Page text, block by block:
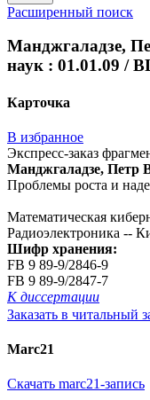
Расширенный поиск
Манджгаладзе,
наук : 01.01.09 /
Карточка
В избранное
Экспресс-заказ
Манджгаладзе, Петр
Проблемы роста и
Математическая
Радиоэлектроника --
Шифр хранения:
FB 9 89-9/2846-9
FB 9 89-9/2847-7
К диссертации
Заказать в читальный
Marc21
Скачать marc21-запись